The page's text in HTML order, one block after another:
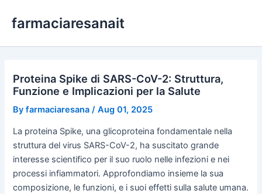
farmaciaresanait
Proteina Spike di SARS-CoV-2: Struttura,
Funzione e Implicazioni per la Salute
Byfarmaciaresana /Aug 01, 2025
La proteina Spike, una glicoproteina fondamentale nella
struttura del virus SARS-CoV-2, ha suscitato grande
interesse scientifico per il suo ruolo nelle infezioni e nei
processi infiammatori. Approfondiamo insieme la sua
composizione, le funzioni, e i suoi effetti sulla salute umana.